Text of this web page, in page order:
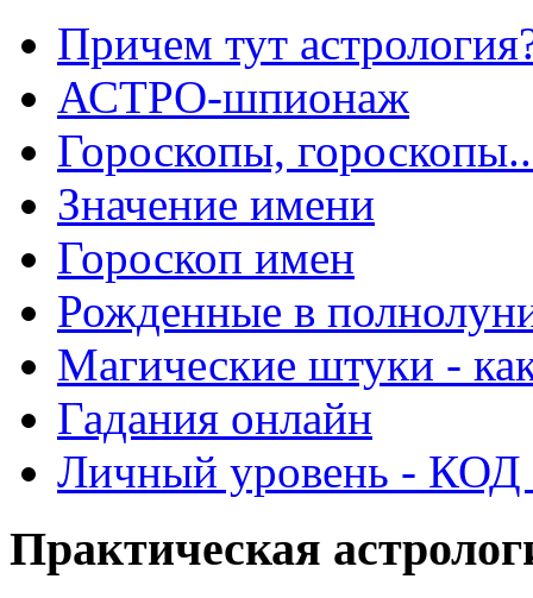
Причем тут
АСТРО-шпионаж
Гороскопы,
Значение имени
Гороскоп имен
Рожденные в
Магические штуки -
Гадания онлайн
Личный уровень - КОД
Практическая